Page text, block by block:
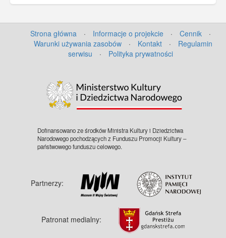
Strona główna · Informacje o projekcie · Cennik
·
Warunki używania zasobów
· Kontakt ·
Regulamin
serwisu
· Polityka prywatności
Dofinansowano ze środków Ministra Kultury i Dziedzictwa
Narodowego pochodzących z Funduszu Promocji Kultury –
państwowego funduszu celowego.
Partnerzy:
Patronat medialny: